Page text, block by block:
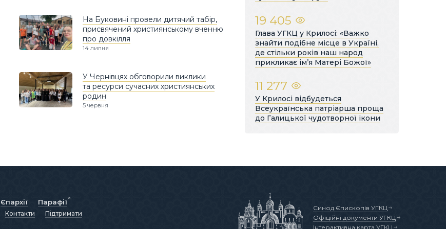
На Буковині провели дитячий табір,
присвячений християнському вченню
про довкілля
14 липня
У Чернівцях обговорили виклики
та ресурси сучасних християнських
родин
5 червня
19 405
Глава УГКЦ у Крилосі: «Важко
знайти подібне місце в Україні,
де стільки років наш народ
прикликає ім’я Матері Божої»
11 277
У Крилосі відбудеться
Всеукраїнська патріарша проща
до Галицької чудотворної ікони
Єпархії Парафії
Контакти Підтримати
Синод Єпископів УГКЦ
Офіційні документи УГКЦ
Інтерактивна карта УГКЦ